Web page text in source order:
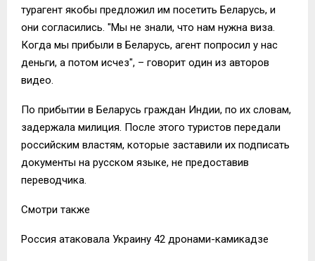
турагент якобы предложил им посетить Беларусь, и
они согласились. "Мы не знали, что нам нужна виза.
Когда мы прибыли в Беларусь, агент попросил у нас
деньги, а потом исчез", – говорит один из авторов
видео.
По прибытии в Беларусь граждан Индии, по их словам,
задержала милиция. После этого туристов передали
российским властям, которые заставили их подписать
документы на русском языке, не предоставив
переводчика.
Смотри также
Россия атаковала Украину 42 дронами-камикадзе